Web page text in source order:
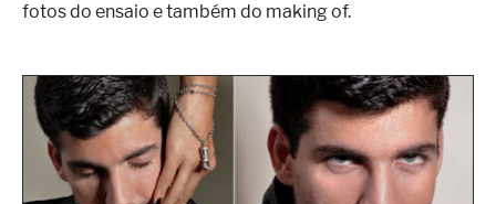
fotos do ensaio e também do making of.